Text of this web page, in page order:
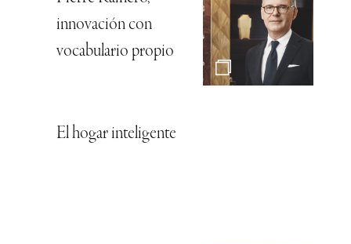
innovación con
vocabulario propio
El hogar inteligente